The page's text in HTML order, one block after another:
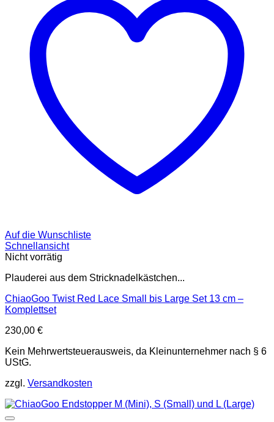
Auf die Wunschliste
Schnellansicht
Nicht vorrätig
Plauderei aus dem Stricknadelkästchen...
ChiaoGoo Twist Red Lace Small bis Large Set 13 cm –
Komplettset
230,00 €
Kein Mehrwertsteuerausweis, da Kleinunternehmer nach § 6
UStG.
zzgl. Versandkosten